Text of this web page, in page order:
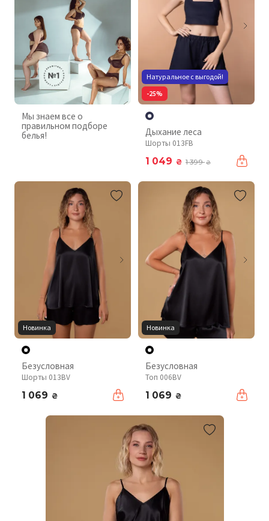
Мы знаем все о
правильном подборе
белья!
Натуральное с выгодой!
-25%
Дыхание леса
Шорты 013FB
1 049 ₴ 1 399₴
Новинка
Безусловная
Шорты 013BV
1 069 ₴
Новинка
Безусловная
Топ 006BV
1 069 ₴